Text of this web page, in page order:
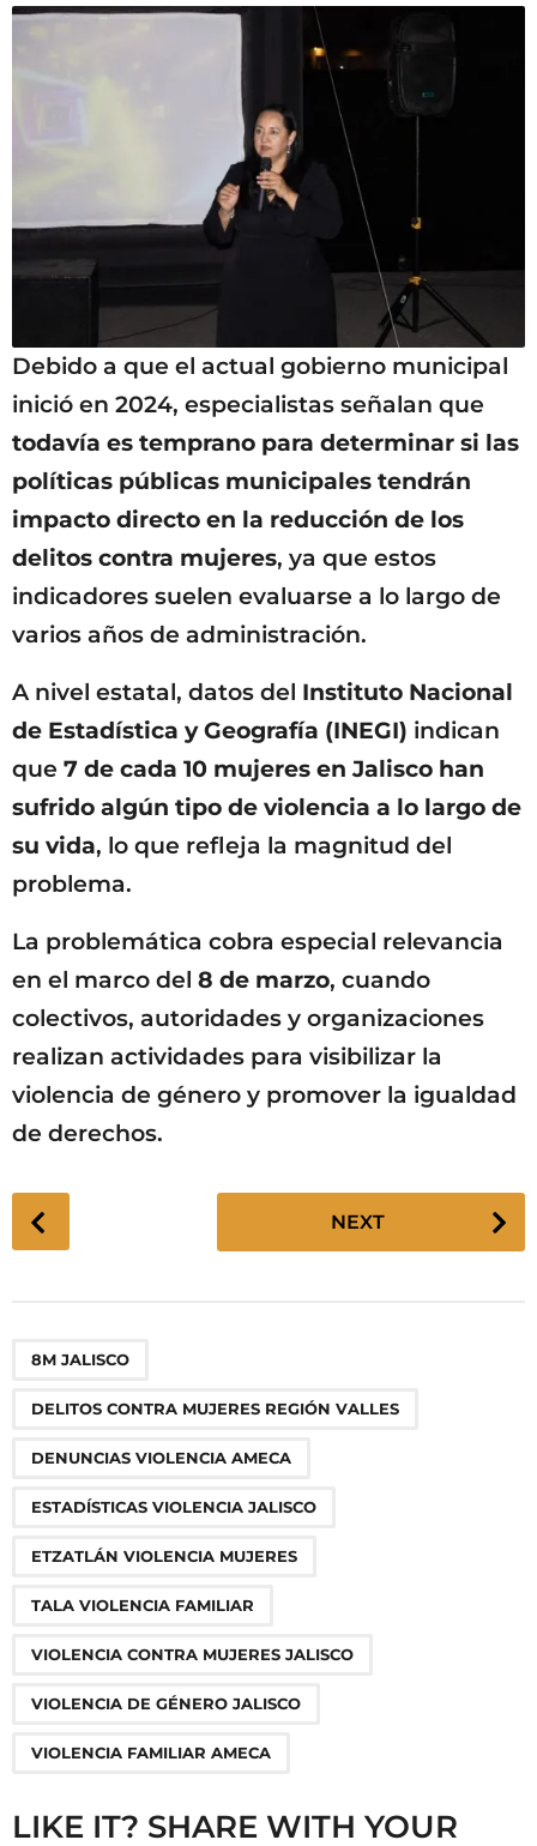
Debido a que el actual gobierno municipal
inició en 2024, especialistas señalan que
todavía es temprano para determinar si las
políticas públicas municipales tendrán
impacto directo en la reducción de los
delitos contra mujeres, ya que estos
indicadores suelen evaluarse a lo largo de
varios años de administración.
A nivel estatal, datos del Instituto Nacional
de Estadística y Geografía (INEGI) indican
que 7 de cada 10 mujeres en Jalisco han
sufrido algún tipo de violencia a lo largo de
su vida, lo que refleja la magnitud del
problema.
La problemática cobra especial relevancia
en el marco del 8 de marzo, cuando
colectivos, autoridades y organizaciones
realizan actividades para visibilizar la
violencia de género y promover la igualdad
de derechos.
P
o
NEXT
8M JALISCO
DELITOS CONTRA MUJERES REGIÓN VALLES
DENUNCIAS VIOLENCIA AMECA
ESTADÍSTICAS VIOLENCIA JALISCO
ETZATLÁN VIOLENCIA MUJERES
TALA VIOLENCIA FAMILIAR
VIOLENCIA CONTRA MUJERES JALISCO
VIOLENCIA DE GÉNERO JALISCO
VIOLENCIA FAMILIAR AMECA
LIKE IT? SHARE WITH YOUR